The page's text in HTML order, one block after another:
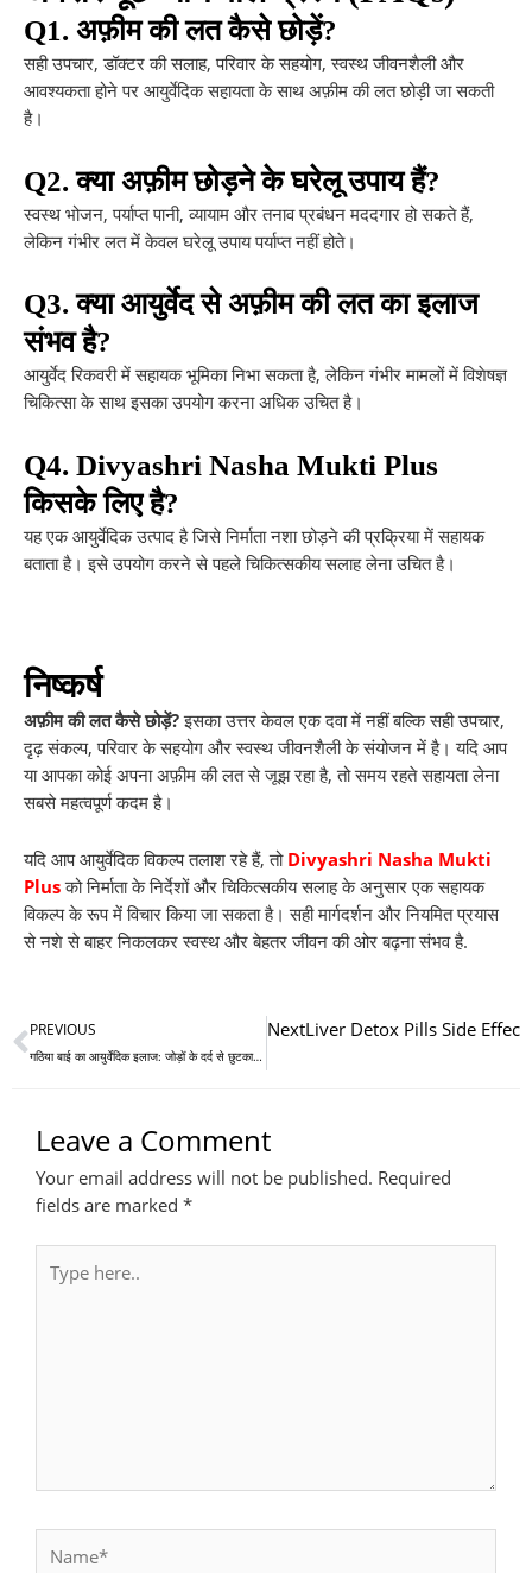
Q1. अफ़ीम की लत कैसे छोड़ें?
सही उपचार, डॉक्टर की सलाह, परिवार के सहयोग, स्वस्थ जीवनशैली और
आवश्यकता होने पर आयुर्वेदिक सहायता के साथ अफ़ीम की लत छोड़ी जा सकती
है।
Q2. क्या अफ़ीम छोड़ने के घरेलू उपाय हैं?
स्वस्थ भोजन, पर्याप्त पानी, व्यायाम और तनाव प्रबंधन मददगार हो सकते हैं,
लेकिन गंभीर लत में केवल घरेलू उपाय पर्याप्त नहीं होते।
Q3. क्या आयुर्वेद से अफ़ीम की लत का इलाज
संभव है?
आयुर्वेद रिकवरी में सहायक भूमिका निभा सकता है, लेकिन गंभीर मामलों में विशेषज्ञ
चिकित्सा के साथ इसका उपयोग करना अधिक उचित है।
Q4. Divyashri Nasha Mukti Plus
किसके लिए है?
यह एक आयुर्वेदिक उत्पाद है जिसे निर्माता नशा छोड़ने की प्रक्रिया में सहायक
बताता है। इसे उपयोग करने से पहले चिकित्सकीय सलाह लेना उचित है।
निष्कर्ष
अफ़ीम की लत कैसे छोड़ें?इसका उत्तर केवल एक दवा में नहीं बल्कि सही उपचार,
दृढ़ संकल्प, परिवार के सहयोग और स्वस्थ जीवनशैली के संयोजन में है। यदि आप
या आपका कोई अपना अफ़ीम की लत से जूझ रहा है, तो समय रहते सहायता लेना
सबसे महत्वपूर्ण कदम है।
यदि आप आयुर्वेदिक विकल्प तलाश रहे हैं, तो Divyashri Nasha Mukti
Plusको निर्माता के निर्देशों और चिकित्सकीय सलाह के अनुसार एक सहायक
विकल्प के रूप में विचार किया जा सकता है। सही मार्गदर्शन और नियमित प्रयास
से नशे से बाहर निकलकर स्वस्थ और बेहतर जीवन की ओर बढ़ना संभव है.
Prev
PREVIOUS
गठिया बाई का आयुर्वेदिक इलाज: जोड़ों के दर्द से छुटकारा पाने का प्राकृतिक तरीका
NextLiver Detox Pills Side
Leave a Comment
Your email address will not be published. Required
fields are marked *
here..